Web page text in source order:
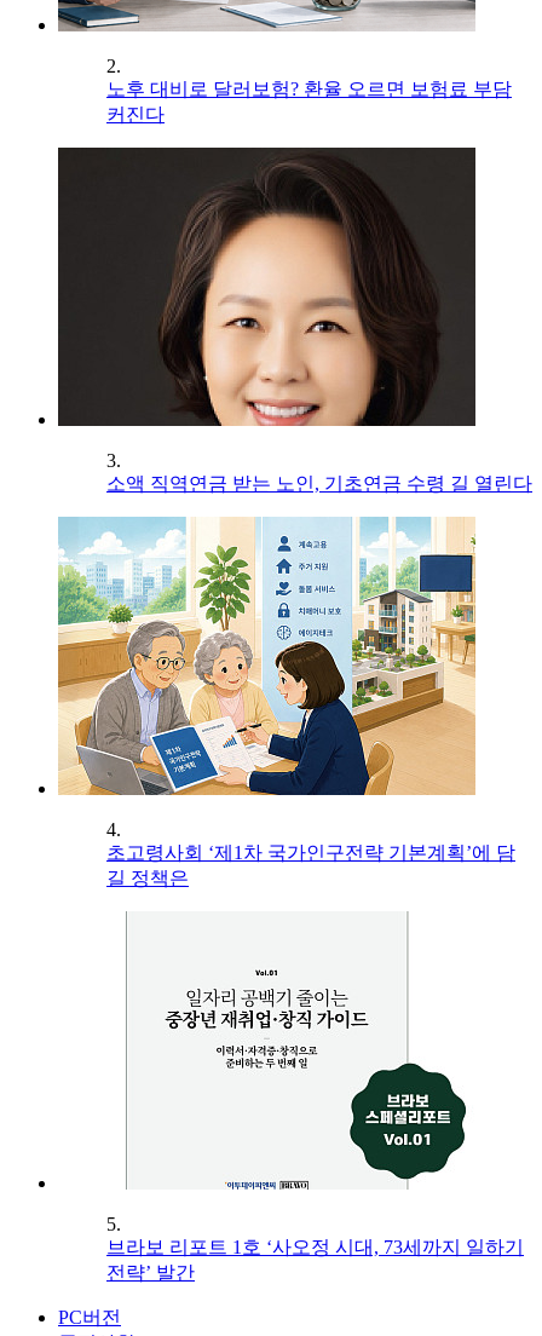
2.
노후 대비로 달러보험? 환율 오르면 보험료 부담
커진다
3.
소액 직역연금 받는 노인, 기초연금 수령 길 열린다
4.
초고령사회 ‘제1차 국가인구전략 기본계획’에 담
길 정책은
5.
브라보 리포트 1호 ‘사오정 시대, 73세까지 일하기
전략’ 발간
PC버전